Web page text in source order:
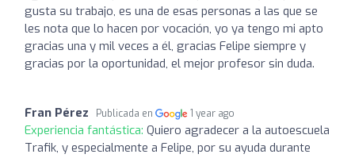
gusta su trabajo, es una de esas personas a las que se
les nota que lo hacen por vocación, yo ya tengo mi apto
gracias una y mil veces a él, gracias Felipe siempre y
gracias por la oportunidad, el mejor profesor sin duda.
Fran Pérez Publicada en 1 year ago
Experiencia fantástica: Quiero agradecer a la autoescuela
Trafik, y especialmente a Felipe, por su ayuda durante